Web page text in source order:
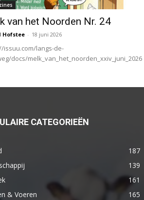
van het Noorden Nr. 24
Hofstee - 18 juni 2026
issuu.com/langs-de-
docs/melk_van_het_noorden_xxiv_juni_2026
CATEGORIEËN
187
139
161
& Voeren
165